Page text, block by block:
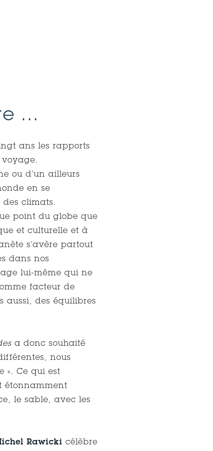
...
ans les rapports
ou d’un ailleurs
en se
climats.
point du globe que
et culturelle et à
s’avère partout
dans nos
lui-même qui ne
facteur de
aussi, des équilibres
a donc souhaité
nous
». Ce qui est
étonnamment
le sable, avec les
Rawicki célèbre